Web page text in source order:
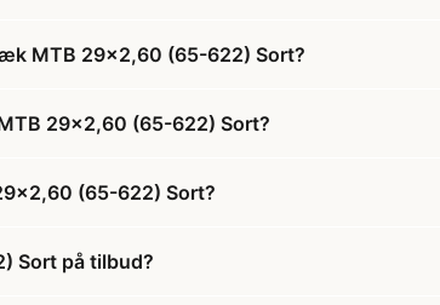
MTB 29x2,60 (65-622) Sort?
29x2,60 (65-622) Sort?
(65-622) Sort?
Sort på tilbud?